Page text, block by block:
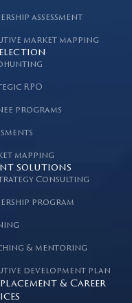
assessment
market mapping
RPO
programs
mapping
solutions
Consulting
program
& mentoring
development plan
& Career